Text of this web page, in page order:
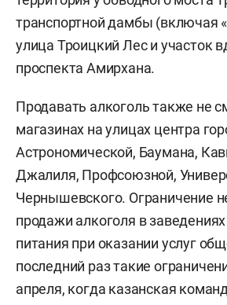
транспортной дамбы (включая
улица Троицкий Лес и участок
проспекта Амирхана.
Продавать алкоголь также не
магазинах на улицах центра
Астрономической, Баумана,
Джалиля, Профсоюзной,
Чернышевского. Ограничение
продажи алкоголя в
питания при оказании услуг
последний раз такие
апреля, когда казанская